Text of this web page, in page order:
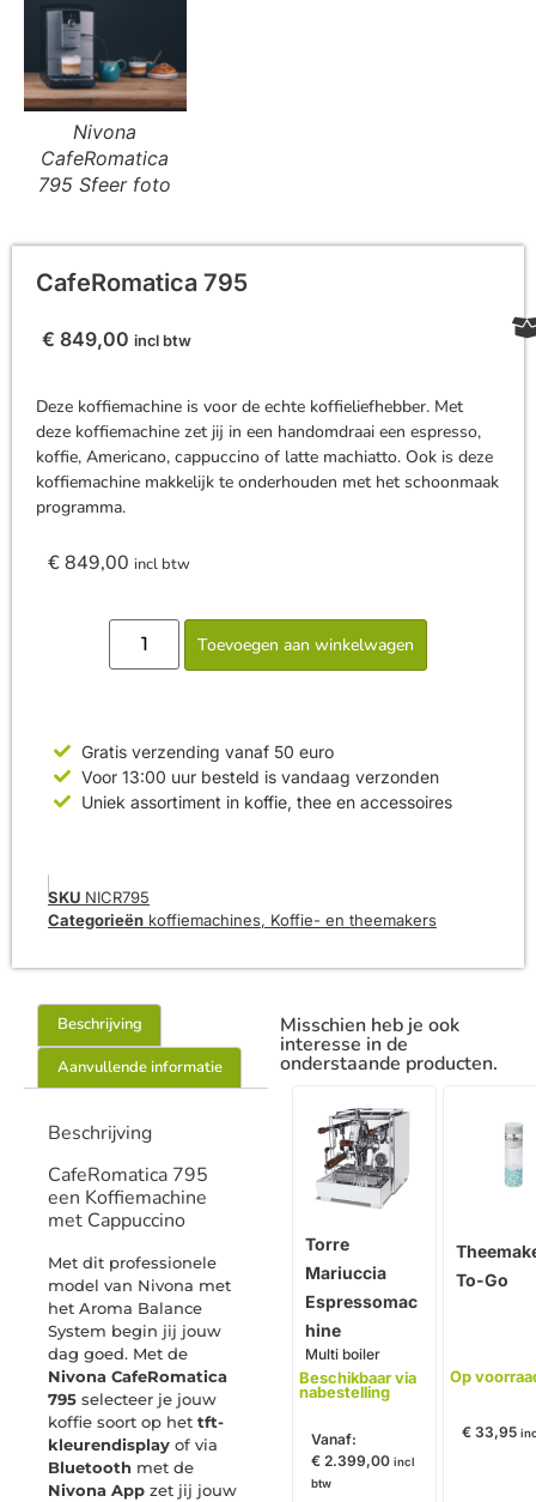
Nivona
CafeRomatica
795 Sfeer foto
CafeRomatica 795
€ 849,00 incl btw
Deze koffiemachine is voor de echte koffieliefhebber. Met
deze koffiemachine zet jij in een handomdraai een espresso,
koffie, Americano, cappuccino of latte machiatto. Ook is deze
koffiemachine makkelijk te onderhouden met het schoonmaak
programma.
€849,00 incl btw
Toevoegen aan winkelwagen
Gratis verzending vanaf 50 euro
Voor 13:00 uur besteld is vandaag verzonden
Uniek assortiment in koffie, thee en accessoires
SKU NICR795
Categorieën koffiemachines, Koffie- en theemakers
Beschrijving
Aanvullende informatie
Beschrijving
CafeRomatica 795
een Koffiemachine
met Cappuccino
Met dit professionele
model van Nivona met
het Aroma Balance
System begin jij jouw
dag goed. Met de
Nivona CafeRomatica
795 selecteer je jouw
koffie soort op het tft-
kleurendisplay of via
Bluetooth met de
Nivona App zet jij jouw
Misschien heb je ook
interesse in de
onderstaande producten.
Torre
Mariuccia
Espressomac
hine
Multi boiler
Beschikbaar via
nabestelling
Vanaf:
€ 2.399,00 incl
btw
To-Go
Op
€33,95